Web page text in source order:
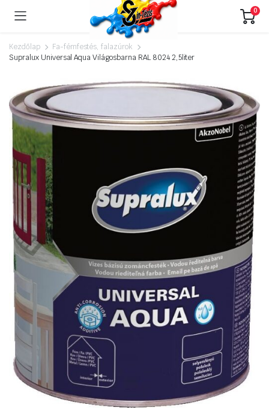
0
Kezdőlap
Fa-fémfestés, falazúrok
Supralux Universal Aqua Világosbarna RAL 8024 2,5liter